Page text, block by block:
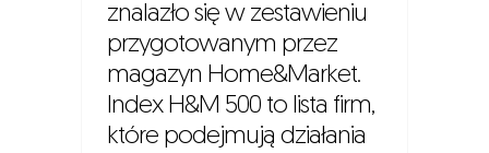
znalazło się w zestawieniu
przygotowanym przez
magazyn Home&Market.
Index H&M 500 to lista firm,
które podejmują działania